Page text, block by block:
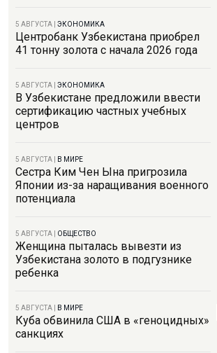
5 АВГУСТА ЭКОНОМИКА
Центробанк Узбекистана приобрел
41 тонну золота с начала 2026 года
5 АВГУСТА ЭКОНОМИКА
В Узбекистане предложили ввести
сертификацию частных учебных
центров
5 АВГУСТА В МИРЕ
Сестра Ким Чен Ына пригрозила
Японии из-за наращивания военного
потенциала
5 АВГУСТА ОБЩЕСТВО
Женщина пыталась вывезти из
Узбекистана золото в подгузнике
ребенка
5 АВГУСТА В МИРЕ
Куба обвинила США в «геноцидных»
санкциях